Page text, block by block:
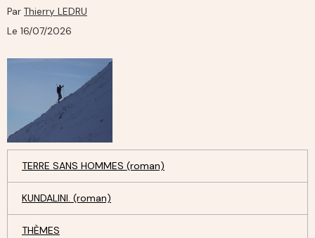
Par Thierry LEDRU
Le 16/07/2026
TERRE SANS HOMMES (roman)
KUNDALINI. (roman)
THÈMES